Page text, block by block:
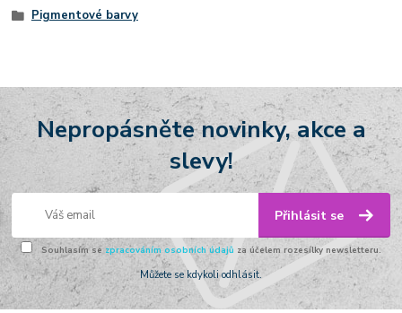
Pigmentové barvy
Nepropásněte novinky, akce a
slevy!
Přihlásit se
Souhlasím se zpracováním osobních údajů za účelem rozesílky newsletteru.
Můžete se kdykoli odhlásit.